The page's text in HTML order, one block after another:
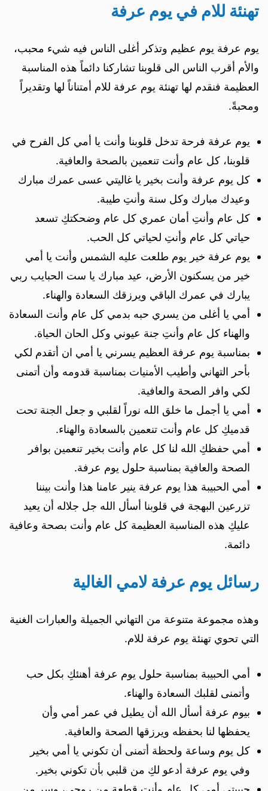
تهنئة للام في يوم عرفة
يوم عرفة يوم عظيم وتذكر أغلى الناس فيه شيء محبب،
والأم أقرب الناس الى قلوبنا تشاركنا دائماً هذه المناسبة
العظيمة فنقدم لها تهنئة يوم عرفة للام أمتناناً لها وتقديراً
ومحبةً.
يوم عرفة فرحة تدخل قلوبنا وأنت يا أمي كل الفرح في
قلوبنا، كل عام وأنت تنعمين بالصحة والعافية.
كل يوم عرفة وأنت بخير يا غاليتي عسى عمرك مبارك
وعيدك مبارك وكل سنة وأنتِ طيبة.
كل عام وأنتِ أمان عمري كل عام وضحكتكِ تسعد
حياتي كل عام وأنتِ لحياتي كل الحب.
يوم عرفة خير يوم طلعت عليه الشمس وأنت يا أمي
خير من يسكنون الأرض، عيد مبارك يا ست الحبايب ربي
يبارك في عمرك الباقي ويرزقك السعادة والهناء.
أمي يا أغلى من يسري حبه بدمي كل عام وأنت السعادة
والهناء كل عام وأنتِ جنة عيوني وكل الحان الحياة.
بمناسبة يوم عرفة العظيم يسرني يا أمي ان أتقدم لكي
بأحر التهاني وأطيب الأمنيات بمناسبة قدومه وأن أتمنى
لكي وافر الصحة والعافية.
أمي يا أجمل ما خلق الله نوراً لقلبي و جعل الجنة تحت
قدميكِ كل عام وأنت تنعمين بالسعادة والهناء.
أمي حفظكِ الله لنا كل عام وأنت بخير تنعمين بوافر
الصحة والعافية بمناسبة حلول يوم عرفة.
أمي الحبيبة هذا يوم عرفة ينير عامنا هذا وأنت بيننا
تزرعين البهجة في قلوبنا أسأل الله جل جلاله أن يعيد
عليكِ هذه المناسبة العظيمة كل عام وأنت بصحة وعافية
دائمة.
رسائل يوم عرفة لامي الغالية
وهذه مجموعة متنوعة من التهاني الجميلة والعبارات الغنية
التي تحوي تهنئة يوم عرفة للام.
أمي الحبيبة بمناسبة حلول يوم عرفة أهنئكِ بكل حب
وأتمنى لقلبك السعادة والهناء.
بيوم عرفة أسأل الله أن يطيل في عمر أمي وأن
يحفظها لنا بحفظه ويرزقها الصحة والعافية.
كل يوم وساعة ولحظة أتمنى أن تكوني يا أمي بخير
وفي يوم عرفة أدعو لكِ من قلبي بأن تكوني بخير.